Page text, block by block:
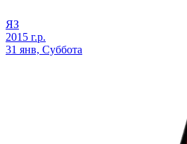
ЯЗ
2015 г.р.
31 янв, Суббота